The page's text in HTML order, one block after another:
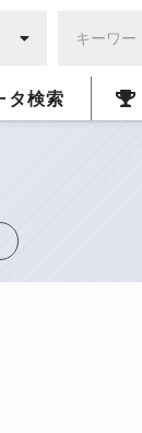
タ検索